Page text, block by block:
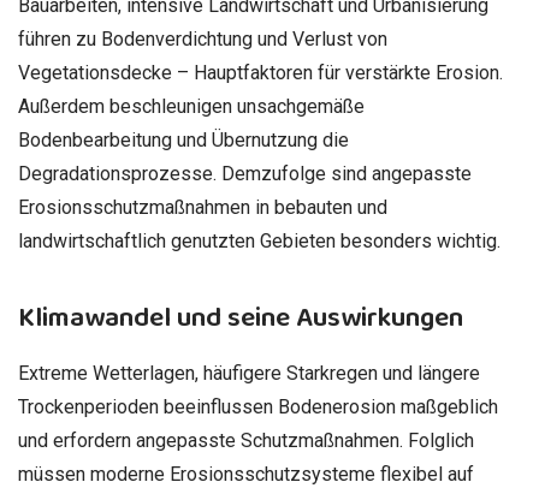
Bauarbeiten, intensive Landwirtschaft und Urbanisierung
führen zu Bodenverdichtung und Verlust von
Vegetationsdecke – Hauptfaktoren für verstärkte Erosion.
Außerdem beschleunigen unsachgemäße
Bodenbearbeitung und Übernutzung die
Degradationsprozesse. Demzufolge sind angepasste
Erosionsschutzmaßnahmen in bebauten und
landwirtschaftlich genutzten Gebieten besonders wichtig.
Klimawandel und seine Auswirkungen
Extreme Wetterlagen, häufigere Starkregen und längere
Trockenperioden beeinflussen Bodenerosion maßgeblich
und erfordern angepasste Schutzmaßnahmen. Folglich
müssen moderne Erosionsschutzsysteme flexibel auf